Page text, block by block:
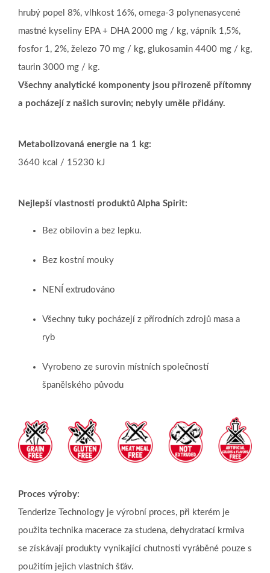
hrubý popel 8%, vlhkost 16%, omega-3 polynenasycené
mastné kyseliny EPA + DHA 2000 mg / kg, vápník 1,5%,
fosfor 1, 2%, železo 70 mg / kg, glukosamin 4400 mg / kg,
taurin 3000 mg / kg.
Všechny analytické komponenty jsou přirozeně přítomny
a pocházejí z našich surovin; nebyly uměle přidány.
Metabolizovaná energie na 1 kg:
3640 kcal / 15230 kJ
Nejlepší vlastnosti produktů Alpha Spirit:
Bez obilovin a bez lepku.
Bez kostní mouky
NENÍ extrudováno
Všechny tuky pocházejí z přírodních zdrojů masa a
ryb
Vyrobeno ze surovin místních společností
španělského původu
Proces výroby:
Tenderize Technology je výrobní proces, při kterém je
použita technika macerace za studena, dehydratací krmiva
se získávají produkty vynikající chutnosti vyráběné pouze s
použitím jejich vlastních šťáv.